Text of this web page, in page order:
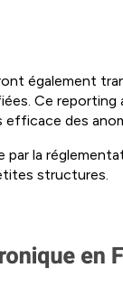
également
Ce
des
la
structures.